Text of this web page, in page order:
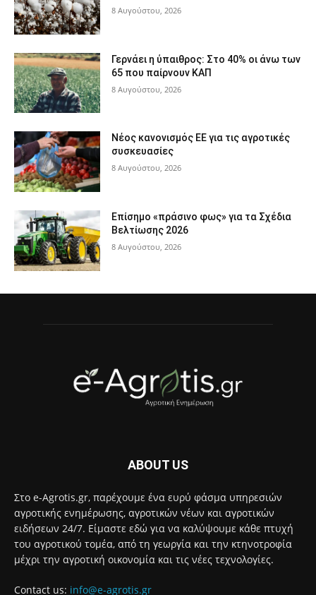
8 Αυγούστου, 2026
Γερνάει η ύπαιθρος: Στο 40% οι άνω των
65 που παίρνουν ΚΑΠ
8 Αυγούστου, 2026
Νέος κανονισμός ΕΕ για τις αγροτικές
συσκευασίες
8 Αυγούστου, 2026
Επίσημο «πράσινο φως» για τα Σχέδια
Βελτίωσης 2026
8 Αυγούστου, 2026
ABOUT US
Στο e-Agrotis.gr, παρέχουμε ένα ευρύ φάσμα υπηρεσιών
αγροτικής ενημέρωσης, αγροτικών νέων και αγροτικών
ειδήσεων 24/7. Είμαστε εδώ για να καλύψουμε κάθε πτυχή
του αγροτικού τομέα, από τη γεωργία και την κτηνοτροφία
μέχρι την αγροτική οικονομία και τις νέες τεχνολογίες.
Contact us: info@e-agrotis.gr